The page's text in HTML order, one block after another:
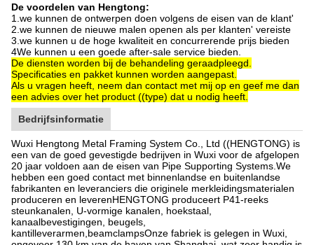
De voordelen van Hengtong:
1.we kunnen de ontwerpen doen volgens de eisen van de klant'
2.we kunnen de nieuwe malen openen als per klanten' vereiste
3.we kunnen u de hoge kwaliteit en concurrerende prijs bieden
4We kunnen u een goede after-sale service bieden.
De diensten worden bij de behandeling geraadpleegd.
Specificaties en pakket kunnen worden aangepast.
Als u vragen heeft, neem dan contact met mij op en geef me dan
een advies over het product ((type) dat u nodig heeft.
Bedrijfsinformatie
Wuxi Hengtong Metal Framing System Co., Ltd ((HENGTONG) is
een van de goed gevestigde bedrijven in Wuxi voor de afgelopen
20 jaar voldoen aan de eisen van Pipe Supporting Systems.We
hebben een goed contact met binnenlandse en buitenlandse
fabrikanten en leveranciers die originele merkleidingsmaterialen
produceren en leverenHENGTONG produceert P41-reeks
steunkanalen, U-vormige kanalen, hoekstaal,
kanaalbevestigingen, beugels,
kantilleverarmen,beamclampsOnze fabriek is gelegen in Wuxi,